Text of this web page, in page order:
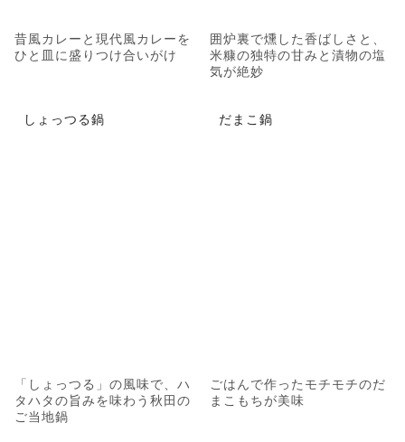
昔風カレーと現代風カレーを
ひと皿に盛りつけ合いがけ
囲炉裏で燻した香ばしさと、
米糠の独特の甘みと漬物の塩
気が絶妙
しょっつる鍋
「しょっつる」の風味で、ハ
タハタの旨みを味わう秋田の
ご当地鍋
だまこ鍋
ごはんで作ったモチモチのだ
まこもちが美味